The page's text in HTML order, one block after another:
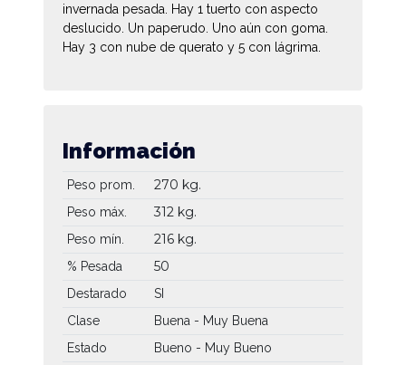
invernada pesada. Hay 1 tuerto con aspecto
deslucido. Un paperudo. Uno aún con goma.
Hay 3 con nube de querato y 5 con lágrima.
Información
Peso prom. 270 kg.
Peso máx. 312 kg.
Peso mín. 216 kg.
% Pesada 50
Destarado
SI
Clase
Buena - Muy Buena
Estado
Bueno - Muy Bueno